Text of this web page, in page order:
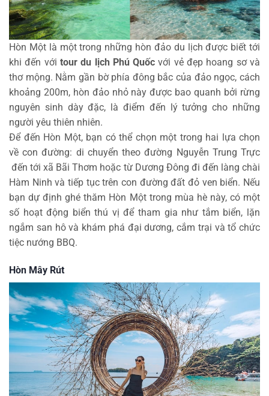
Hòn Một là một trong những hòn đảo du lịch được biết tới
khi đến với tour du lịch Phú Quốc với vẻ đẹp hoang sơ và
thơ mộng. Nằm gần bờ phía đông bắc của đảo ngọc, cách
khoảng 200m, hòn đảo nhỏ này được bao quanh bởi rừng
nguyên sinh dày đặc, là điểm đến lý tưởng cho những
người yêu thiên nhiên.
Để đến Hòn Một, bạn có thể chọn một trong hai lựa chọn
về con đường: di chuyển theo đường Nguyễn Trung Trực
đến tới xã Bãi Thơm hoặc từ Dương Đông đi đến làng chài
Hàm Ninh và tiếp tục trên con đường đất đỏ ven biển. Nếu
bạn dự định ghé thăm Hòn Một trong mùa hè này, có một
số hoạt động biển thú vị để tham gia như tắm biển, lặn
ngắm san hô và khám phá đại dương, cắm trại và tổ chức
tiệc nướng BBQ.
Hòn Mây Rút